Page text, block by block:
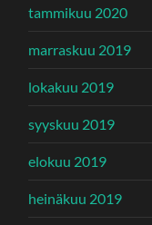
tammikuu 2020
marraskuu 2019
lokakuu 2019
syyskuu 2019
elokuu 2019
heinäkuu 2019